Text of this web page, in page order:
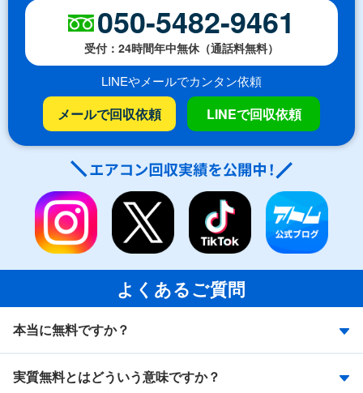
050-5482-9461
受付：24時間年中無休（通話料無料）
LINEやメールでカンタン依頼
メールで回収依頼 LINEで回収依頼
よくあるご質問
本当に無料ですか？
実質無料とはどういう意味ですか？